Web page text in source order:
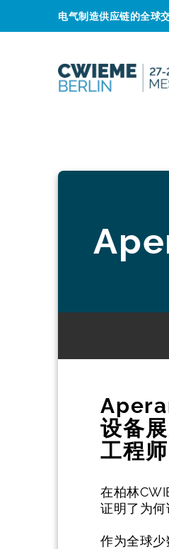
电气制造供应链的全球
设备
工程
在柏林
证明了为何
作为全球